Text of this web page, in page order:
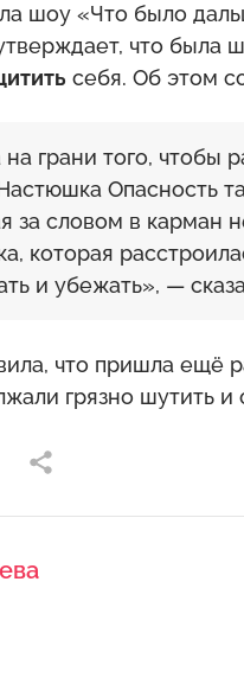
шоу «Что было
что была
себя. Об этом
грани того, чтобы
Опасность
за словом в карман
которая
и убежать», —
что пришла ещё
грязно шутить и